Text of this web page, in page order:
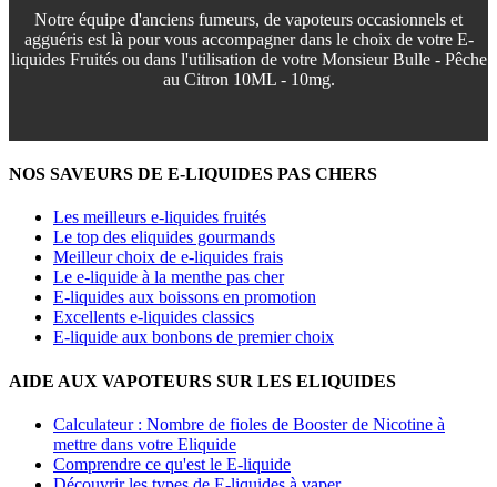
Notre équipe d'anciens fumeurs, de vapoteurs occasionnels et
agguéris est là pour vous accompagner dans le choix de votre E-
liquides Fruités ou dans l'utilisation de votre Monsieur Bulle - Pêche
au Citron 10ML - 10mg.
NOS SAVEURS DE E-LIQUIDES PAS CHERS
Les meilleurs e-liquides fruités
Le top des eliquides gourmands
Meilleur choix de e-liquides frais
Le e-liquide à la menthe pas cher
E-liquides aux boissons en promotion
Excellents e-liquides classics
E-liquide aux bonbons de premier choix
AIDE AUX VAPOTEURS SUR LES ELIQUIDES
Calculateur : Nombre de fioles de Booster de Nicotine à
mettre dans votre Eliquide
Comprendre ce qu'est le E-liquide